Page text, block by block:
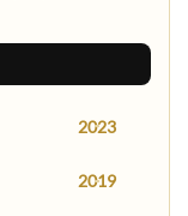
2023
2019